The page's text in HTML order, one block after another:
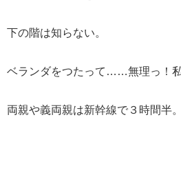
下の階は知らない。
ベランダをつたって……無理っ！私
両親や義両親は新幹線で３時間半。